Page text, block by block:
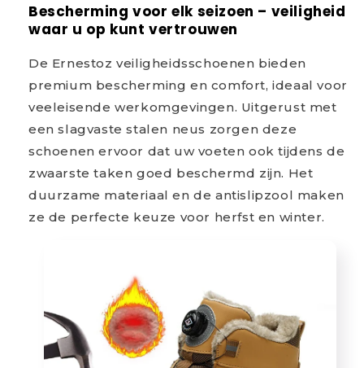
Bescherming voor elk seizoen – veiligheid
waar u op kunt vertrouwen
De Ernestoz veiligheidsschoenen bieden
premium bescherming en comfort, ideaal voor
veeleisende werkomgevingen. Uitgerust met
een slagvaste stalen neus zorgen deze
schoenen ervoor dat uw voeten ook tijdens de
zwaarste taken goed beschermd zijn. Het
duurzame materiaal en de antislipzool maken
ze de perfecte keuze voor herfst en winter.